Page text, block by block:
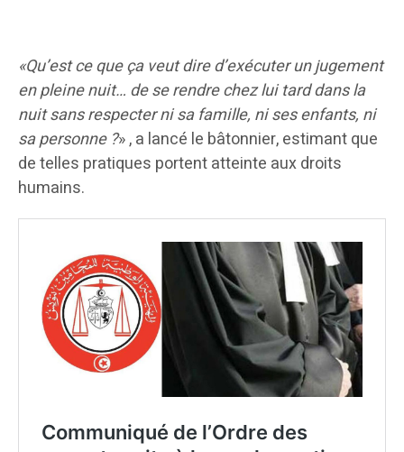
«Qu’est ce que ça veut dire d’exécuter un jugement
en pleine nuit… de se rendre chez lui tard dans la
nuit sans respecter ni sa famille, ni ses enfants, ni
sa personne ?» , a lancé le bâtonnier, estimant que
de telles pratiques portent atteinte aux droits
humains.